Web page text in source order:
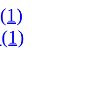
(1)
(1)